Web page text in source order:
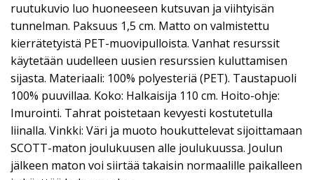
ruutukuvio luo huoneeseen kutsuvan ja viihtyisän
tunnelman. Paksuus 1,5 cm. Matto on valmistettu
kierrätetyistä PET-muovipulloista. Vanhat resurssit
käytetään uudelleen uusien resurssien kuluttamisen
sijasta. Materiaali: 100% polyesteriä (PET). Taustapuoli
100% puuvillaa. Koko: Halkaisija 110 cm. Hoito-ohje:
Imurointi. Tahrat poistetaan kevyesti kostutetulla
liinalla. Vinkki: Väri ja muoto houkuttelevat sijoittamaan
SCOTT-maton joulukuusen alle joulukuussa. Joulun
jälkeen maton voi siirtää takaisin normaalille paikalleen